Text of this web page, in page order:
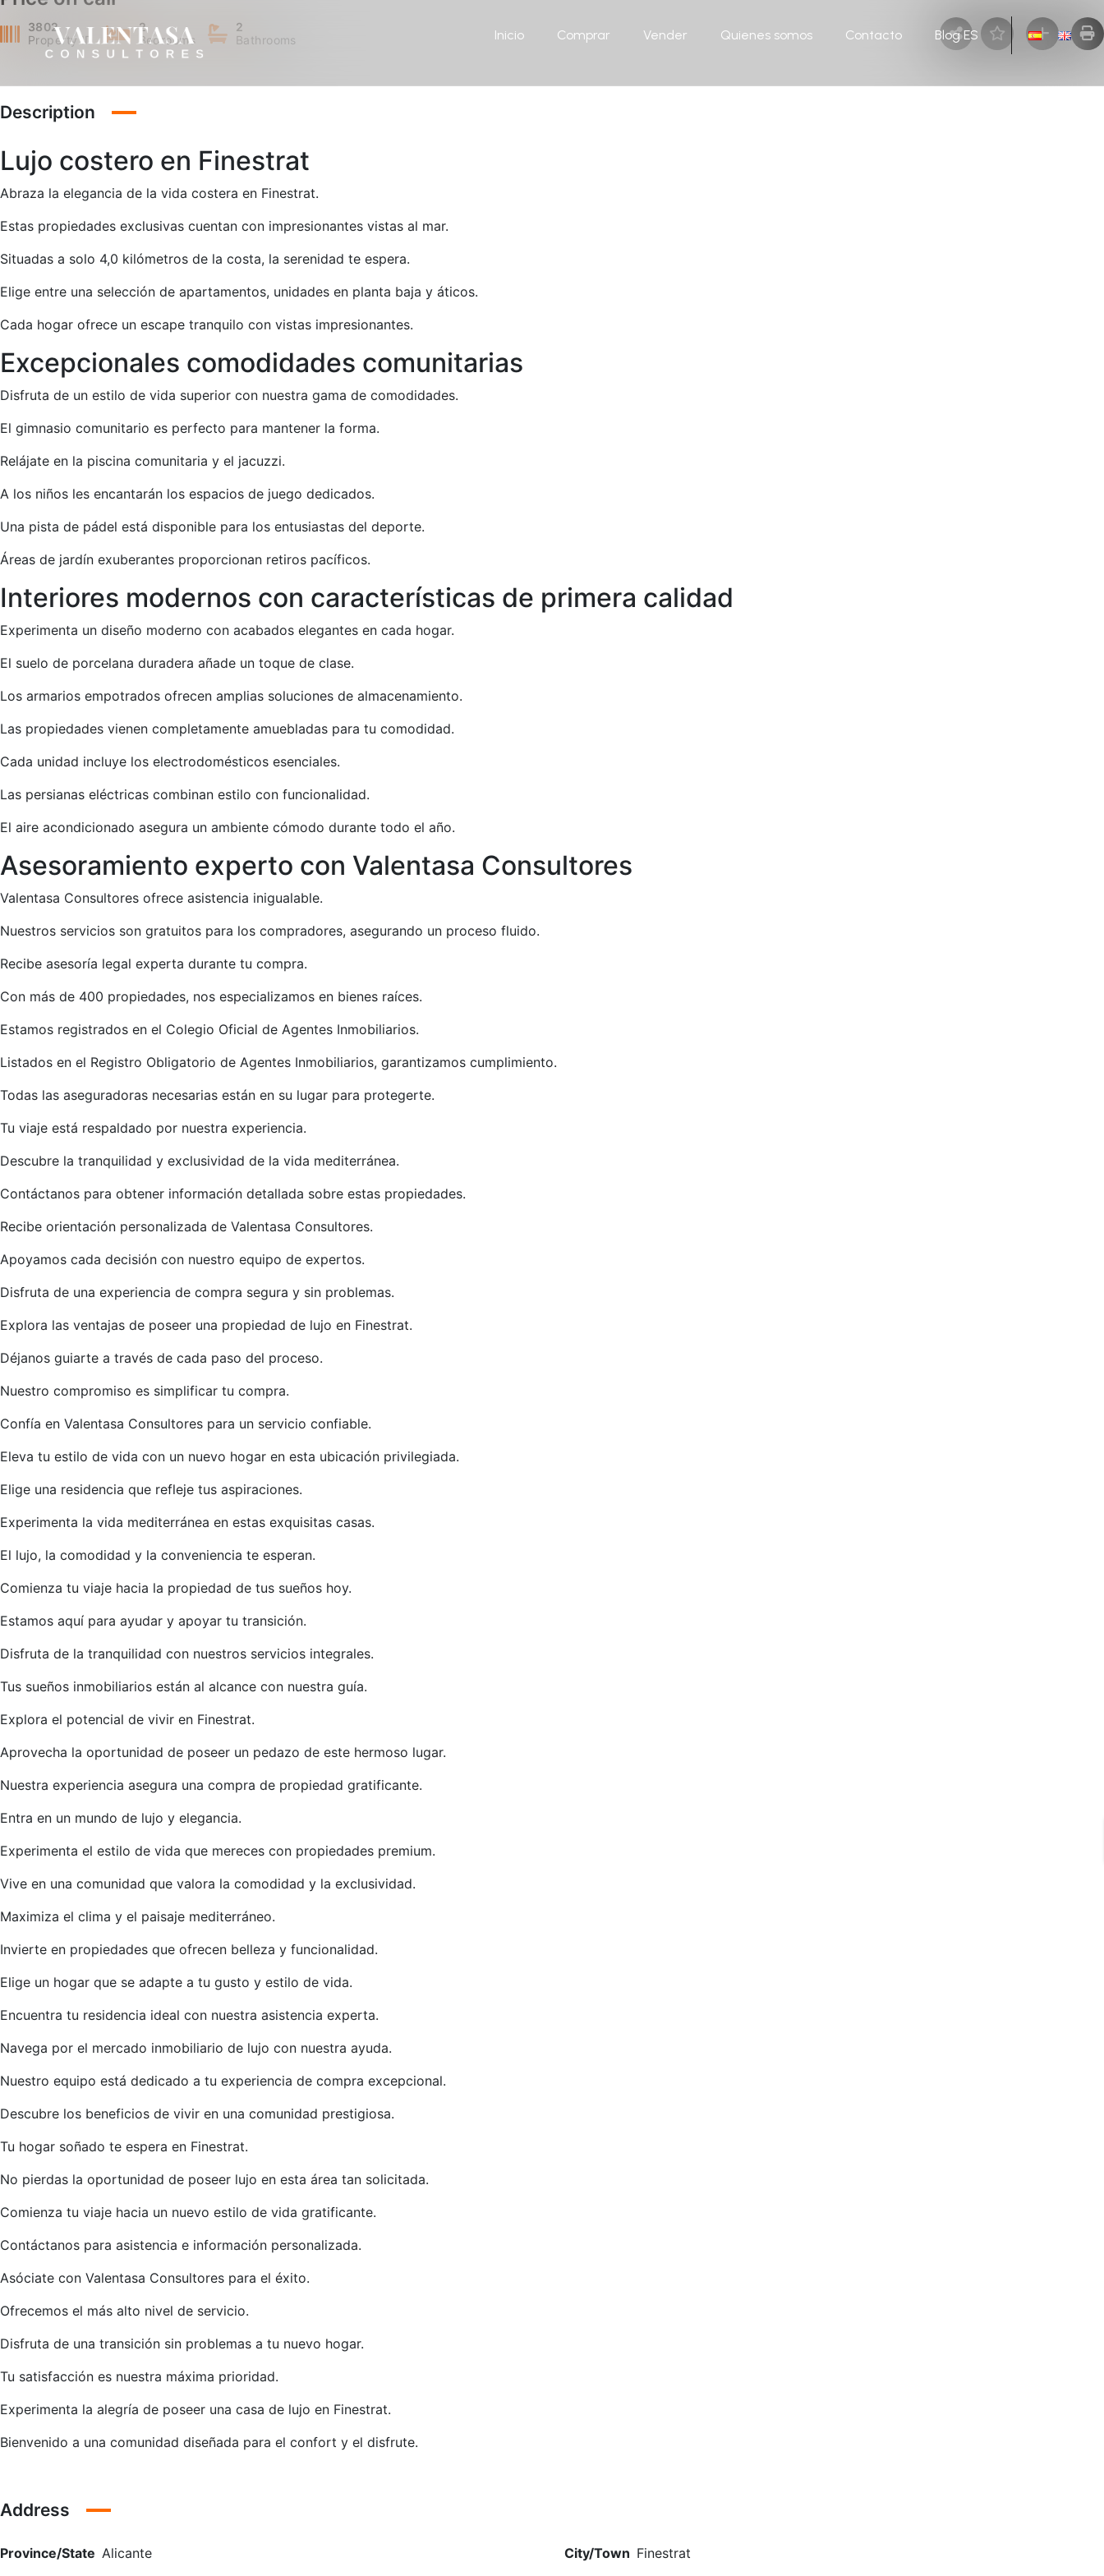
Inicio Comprar Vender Quienes somos Contacto Blog ES
3802
Property ID
2
Bedrooms
2
Bathrooms
Description
Lujo costero en Finestrat
Abraza la elegancia de la vida costera en Finestrat.
Estas propiedades exclusivas cuentan con impresionantes vistas al mar.
Situadas a solo 4,0 kilómetros de la costa, la serenidad te espera.
Elige entre una selección de apartamentos, unidades en planta baja y áticos.
Cada hogar ofrece un escape tranquilo con vistas impresionantes.
Excepcionales comodidades comunitarias
Disfruta de un estilo de vida superior con nuestra gama de comodidades.
El gimnasio comunitario es perfecto para mantener la forma.
Relájate en la piscina comunitaria y el jacuzzi.
A los niños les encantarán los espacios de juego dedicados.
Una pista de pádel está disponible para los entusiastas del deporte.
Áreas de jardín exuberantes proporcionan retiros pacíficos.
Interiores modernos con características de primera calidad
Experimenta un diseño moderno con acabados elegantes en cada hogar.
El suelo de porcelana duradera añade un toque de clase.
Los armarios empotrados ofrecen amplias soluciones de almacenamiento.
Las propiedades vienen completamente amuebladas para tu comodidad.
Cada unidad incluye los electrodomésticos esenciales.
Las persianas eléctricas combinan estilo con funcionalidad.
El aire acondicionado asegura un ambiente cómodo durante todo el año.
Asesoramiento experto con Valentasa Consultores
Valentasa Consultores ofrece asistencia inigualable.
Nuestros servicios son gratuitos para los compradores, asegurando un proceso fluido.
Recibe asesoría legal experta durante tu compra.
Con más de 400 propiedades, nos especializamos en bienes raíces.
Estamos registrados en el Colegio Oficial de Agentes Inmobiliarios.
Listados en el Registro Obligatorio de Agentes Inmobiliarios, garantizamos cumplimiento.
Todas las aseguradoras necesarias están en su lugar para protegerte.
Tu viaje está respaldado por nuestra experiencia.
Descubre la tranquilidad y exclusividad de la vida mediterránea.
Contáctanos para obtener información detallada sobre estas propiedades.
Recibe orientación personalizada de Valentasa Consultores.
Apoyamos cada decisión con nuestro equipo de expertos.
Disfruta de una experiencia de compra segura y sin problemas.
Explora las ventajas de poseer una propiedad de lujo en Finestrat.
Déjanos guiarte a través de cada paso del proceso.
Nuestro compromiso es simplificar tu compra.
Confía en Valentasa Consultores para un servicio confiable.
Eleva tu estilo de vida con un nuevo hogar en esta ubicación privilegiada.
Elige una residencia que refleje tus aspiraciones.
Experimenta la vida mediterránea en estas exquisitas casas.
El lujo, la comodidad y la conveniencia te esperan.
Comienza tu viaje hacia la propiedad de tus sueños hoy.
Estamos aquí para ayudar y apoyar tu transición.
Disfruta de la tranquilidad con nuestros servicios integrales.
Tus sueños inmobiliarios están al alcance con nuestra guía.
Explora el potencial de vivir en Finestrat.
Aprovecha la oportunidad de poseer un pedazo de este hermoso lugar.
Nuestra experiencia asegura una compra de propiedad gratificante.
Entra en un mundo de lujo y elegancia.
Experimenta el estilo de vida que mereces con propiedades premium.
Vive en una comunidad que valora la comodidad y la exclusividad.
Maximiza el clima y el paisaje mediterráneo.
Invierte en propiedades que ofrecen belleza y funcionalidad.
Elige un hogar que se adapte a tu gusto y estilo de vida.
Encuentra tu residencia ideal con nuestra asistencia experta.
Navega por el mercado inmobiliario de lujo con nuestra ayuda.
Nuestro equipo está dedicado a tu experiencia de compra excepcional.
Descubre los beneficios de vivir en una comunidad prestigiosa.
Tu hogar soñado te espera en Finestrat.
No pierdas la oportunidad de poseer lujo en esta área tan solicitada.
Comienza tu viaje hacia un nuevo estilo de vida gratificante.
Contáctanos para asistencia e información personalizada.
Asóciate con Valentasa Consultores para el éxito.
Ofrecemos el más alto nivel de servicio.
Disfruta de una transición sin problemas a tu nuevo hogar.
Tu satisfacción es nuestra máxima prioridad.
Experimenta la alegría de poseer una casa de lujo en Finestrat.
Bienvenido a una comunidad diseñada para el confort y el disfrute.
Address
Province/State Alicante City/Town Finestrat